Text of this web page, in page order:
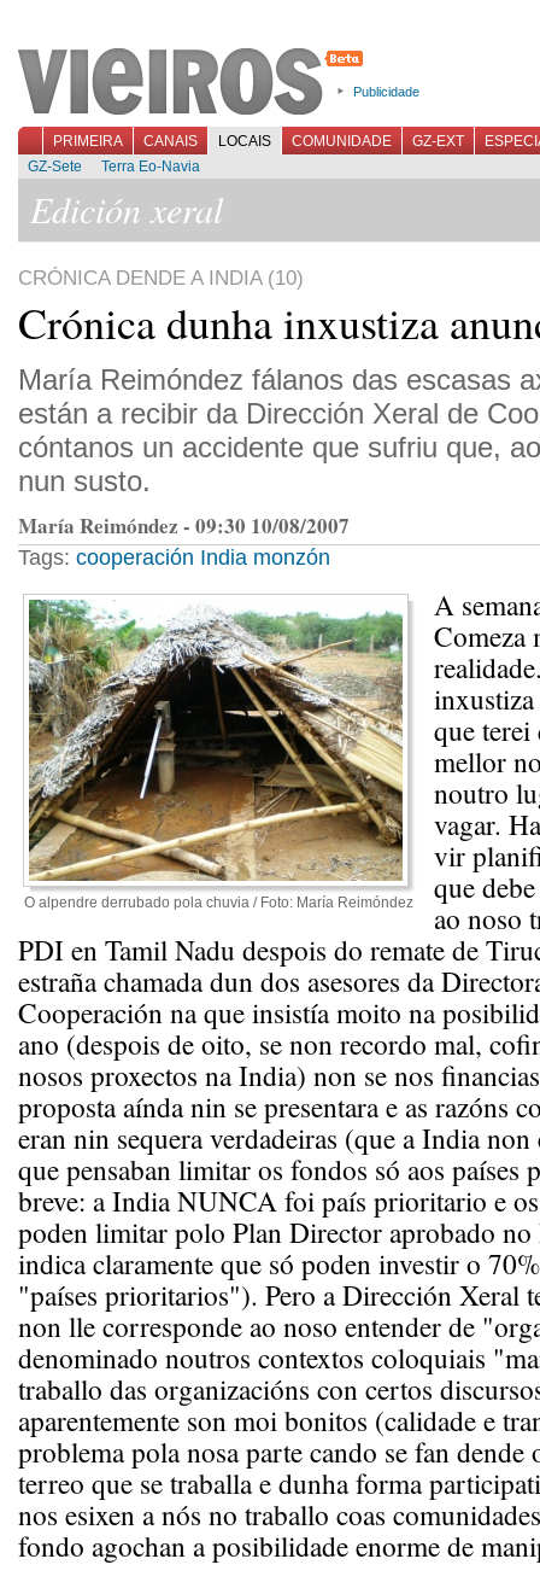
Publicidade
PRIMEIRA CANAIS LOCAIS COMUNIDADE GZ-EXT
GZ-Sete
Terra Eo-Navia
Edición xeral
CRÓNICA DENDE A INDIA (10)
Crónica dunha inxustiza
María Reimóndez fálanos das escasas
están a recibir da Dirección Xeral de
cóntanos un accidente que sufriu que,
nun susto.
María Reimóndez - 09:30 10/08/2007
Tags: cooperación India monzón
O alpendre derrubado pola chuvia / Foto: María Reimóndez
A
Comeza
inxustiza
que
mellor
noutro
vagar.
vir
que
ao noso
PDI en Tamil Nadu despois do remate de
estraña chamada dun dos asesores da
Cooperación na que insistía moito na
ano (despois de oito, se non recordo mal,
nosos proxectos na India) non se nos
proposta aínda nin se presentara e as razóns
eran nin sequera verdadeiras (que a India
que pensaban limitar os fondos só aos países
breve: a India NUNCA foi país prioritario e
poden limitar polo Plan Director aprobado no
indica claramente que só poden investir o
"países prioritarios"). Pero a Dirección Xeral
non lle corresponde ao noso entender de
denominado noutros contextos coloquiais
traballo das organizacións con certos
aparentemente son moi bonitos (calidade e
problema pola nosa parte cando se fan dende
terreo que se traballa e dunha forma
nos esixen a nós no traballo coas
fondo agochan a posibilidade enorme de